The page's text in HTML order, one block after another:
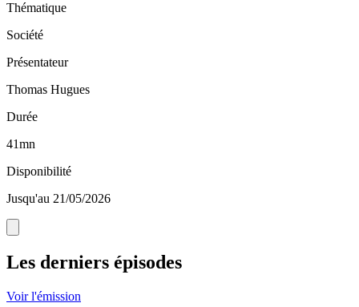
Thématique
Société
Présentateur
Thomas Hugues
Durée
41mn
Disponibilité
Jusqu'au 21/05/2026
Les derniers épisodes
Voir l'émission